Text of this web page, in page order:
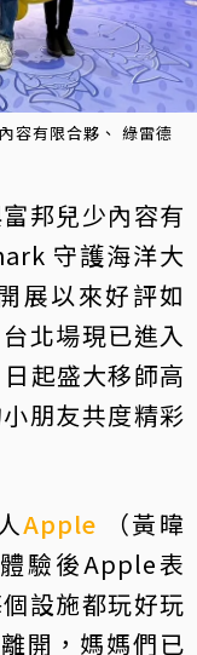
容有限合夥、 綠雷德
邦兒少內容有
守護海洋大
展以來好評如
北場現已進入
起盛大移師高
朋友共度精彩
Apple （黃暐
驗後Apple表
設施都玩好玩
開，媽媽們已